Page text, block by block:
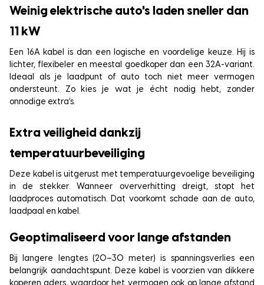
Weinig elektrische auto's laden sneller dan
11 kW
Een 16A kabel is dan een logische en voordelige keuze. Hij is
lichter, flexibeler en meestal goedkoper dan een 32A-variant.
Ideaal als je laadpunt of auto toch niet meer vermogen
ondersteunt. Zo kies je wat je écht nodig hebt, zonder
onnodige extra’s.
Extra veiligheid dankzij
temperatuurbeveiliging
Deze kabel is uitgerust met temperatuurgevoelige beveiliging
in de stekker. Wanneer oververhitting dreigt, stopt het
laadproces automatisch. Dat voorkomt schade aan de auto,
laadpaal en kabel.
Geoptimaliseerd voor lange afstanden
Bij langere lengtes (20–30 meter) is spanningsverlies een
belangrijk aandachtspunt. Deze kabel is voorzien van dikkere